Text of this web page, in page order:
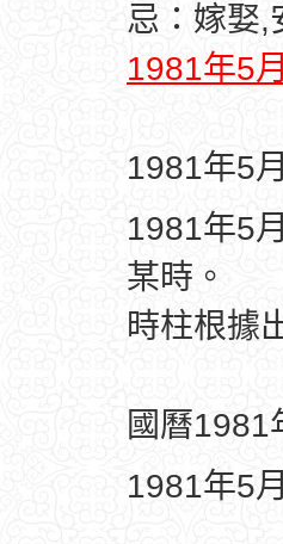
忌：嫁娶,
1981年5
1981年5
1981年5
某時。
時柱根據
國曆1981
1981年5